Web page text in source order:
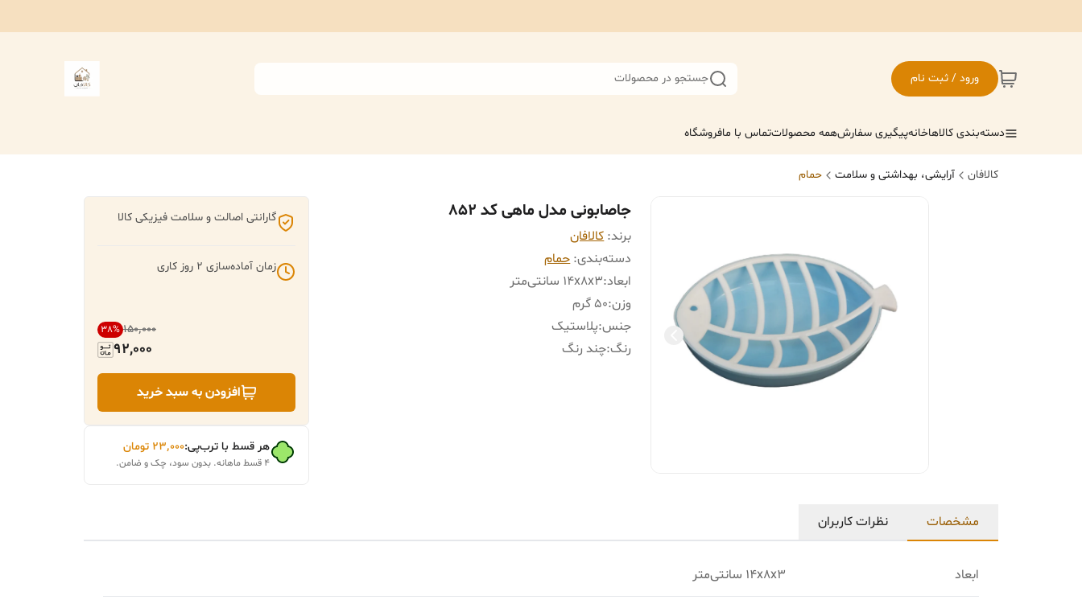
ورود / ثبت نام جستجو در محصولات
دسته‌بندی کالاهاخانهپیگیری سفارشهمه محصولاتتماس با مافروشگاه
کالافان آرایشی، بهداشتی و سلامت حمام
جاصابونی مدل ماهی کد 852
برند: کالافان
دسته‌بندی:حمام
ابعاد:14x8x3 سانتی‌متر
وزن:50 گرم
جنس:پلاستیک
رنگ:چند رنگ
گارانتی اصالت و سلامت فیزیکی کالا
زمان آماده‌سازی 2 روز کاری
۱۵۰٬۰۰۰ 38%
92,000
افزودن به سبد خرید
هر قسط با ترب‌پی:۲۳٬۰۰۰ تومان
۴ قسط ماهانه. بدون سود، چک و ضامن.
مشخصات نظرات کاربران
ابعاد 14x8x3 سانتی‌متر